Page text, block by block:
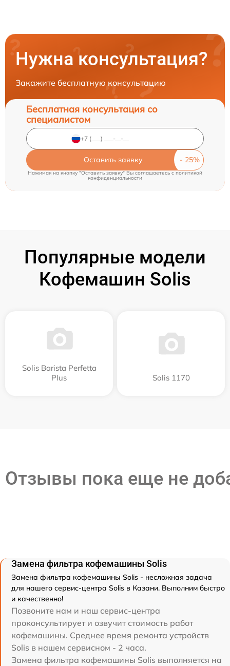
Нужна консультация?
Закажите бесплатную консультацию
Бесплатная консультация со
специалистом
Оставить заявку
Нажимая на кнопку "Оставить заявку" Вы соглашаетесь cполитикой
конфиденциальности
Популярные модели
Кофемашин Solis
Solis Barista Perfetta
Plus
Solis 1170
Отзывы пока еще не
Замена фильтра кофемашины Solis
Замена фильтра кофемашины Solis - несложная задача
для нашего сервис-центра Solis в Казани. Выполним быстро
и качественно!
Позвоните нам и наш сервис-центра
проконсультирует и озвучит стоимость работ
кофемашины. Среднее время ремонта устройств
Solis в нашем сервисном - 2 часа.
Замена фильтра кофемашины Solis выполняется на